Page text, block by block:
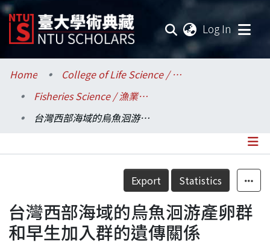
Log In
Communities & Collections
Research Outputs
Statistics
Home
College of Life Science / 生命科學院
Fisheries Science / 漁業科學研究所
台灣西部海域的烏魚洄游產卵群和早生加入群的遺傳關係
Details
Export Statistics
台灣西部海域的烏魚洄游產卵群
和早生加入群的遺傳關係